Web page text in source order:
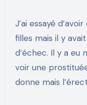
J’ai essayé
filles mais il y
d’échec. Il y a eu
voir une
donne mais